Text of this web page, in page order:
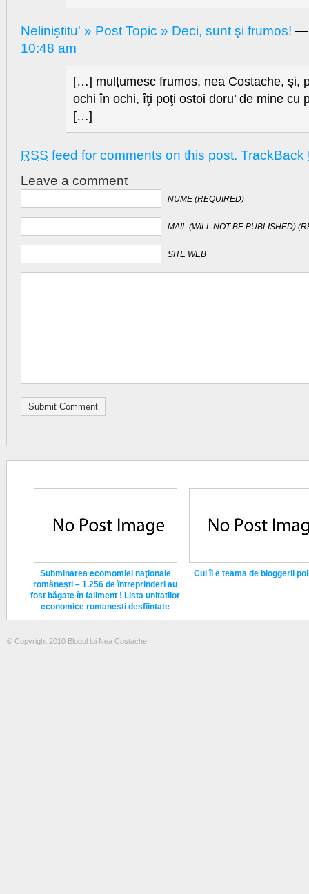
Neliniştitu' » Post Topic » Deci, sunt şi frumos! —
10:48 am
[…] mulţumesc frumos, nea Costache, şi,
ochi în ochi, îţi poţi ostoi doru’ de mine cu
[…]
RSS feed for comments on this post. TrackBack
Leave a comment
NUME (REQUIRED)
MAIL (WILL NOT BE PUBLISHED)
SITE WEB
Subminarea ecomomiei naţionale
românești – 1.256 de întreprinderi au
fost băgate în faliment ! Lista unitatilor
economice romanesti desfiintate
Cui îi e teama de bloggerii
© Copyright 2010 Blogul lui Nea Costache